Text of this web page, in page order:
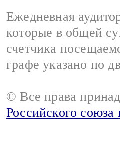
Ежедневная
которые в общей
счетчика
графе указано по
© Все права
Российского союза